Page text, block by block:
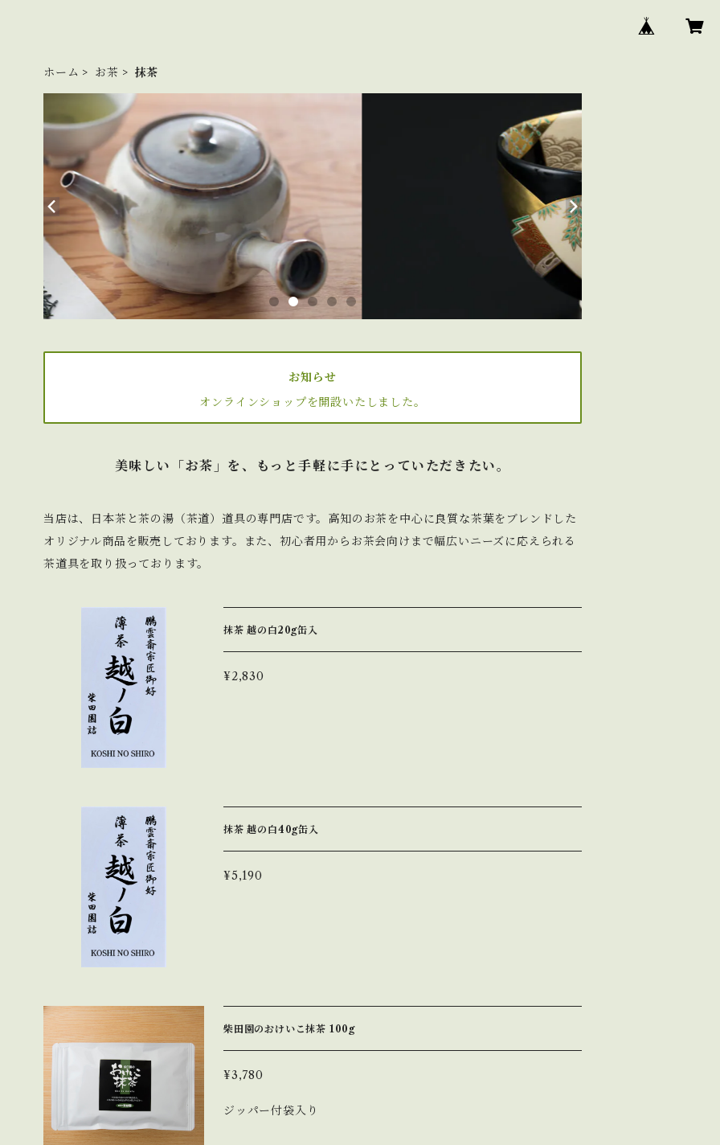
ホーム お茶 抹茶
お知らせ
オンラインショップを開設いたしました。
美味しい「お茶」を、もっと手軽に手にとっていただきたい。
当店は、日本茶と茶の湯（茶道）道具の専門店です。高知のお茶を中心に良質な茶葉をブレンドした
オリジナル商品を販売しております。また、初心者用からお茶会向けまで幅広いニーズに応えられる
茶道具を取り扱っております。
抹茶 越の白20g缶入
¥2,830
抹茶 越の白40g缶入
¥5,190
柴田園のおけいこ抹茶 100g
¥3,780
ジッパー付袋入り